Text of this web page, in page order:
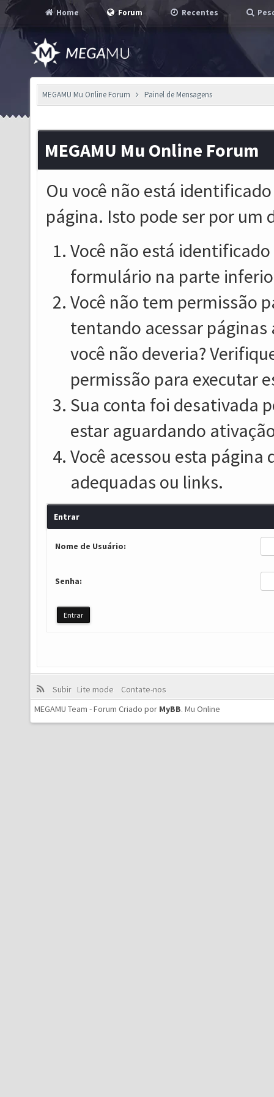
Home Forum Recentes
MEGAMU Mu Online Forum Painel de Mensagens
MEGAMU Mu Online Forum
Ou você não está
página. Isto pode ser por um
Você não está
formulário na parte
Você não tem permissão
tentando acessar
você não deveria?
permissão para executar
Sua conta foi desativada
estar aguardando
Você acessou esta
adequadas ou links.
Entrar
Nome de Usuário:
Senha:
Subir Lite mode
Contate-nos
MEGAMU Team - Forum Criado por MyBB. Mu Online